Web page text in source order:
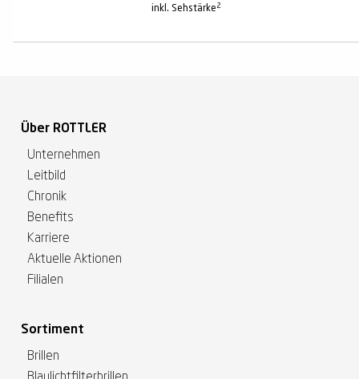
inkl. Sehstärke 2
Über ROTTLER
Unternehmen
Leitbild
Chronik
Benefits
Karriere
Aktuelle Aktionen
Filialen
Sortiment
Brillen